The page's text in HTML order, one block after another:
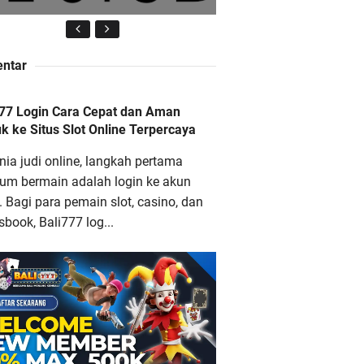
Login Cara Cepat dan
Masuk ke Situs Slot Online
Situs Slot Online Gacor
Bonus Terbesar dan
Menguntungkan
Login Cara Cepat dan Aman
ke Situs Slot Online Terpercaya
judi online, langkah pertama
bermain adalah login ke akun
Bagi para pemain slot, casino, dan
Bali777 log...